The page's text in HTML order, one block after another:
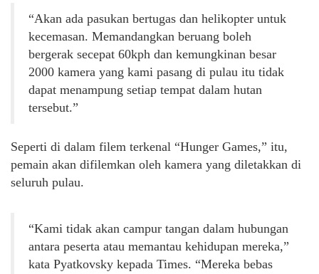
“Akan ada pasukan bertugas dan helikopter untuk
kecemasan. Memandangkan beruang boleh
bergerak secepat 60kph dan kemungkinan besar
2000 kamera yang kami pasang di pulau itu tidak
dapat menampung setiap tempat dalam hutan
tersebut.”
Seperti di dalam filem terkenal “Hunger Games,” itu,
pemain akan difilemkan oleh kamera yang diletakkan di
seluruh pulau.
“Kami tidak akan campur tangan dalam hubungan
antara peserta atau memantau kehidupan mereka,”
kata Pyatkovsky kepada Times. “Mereka bebas